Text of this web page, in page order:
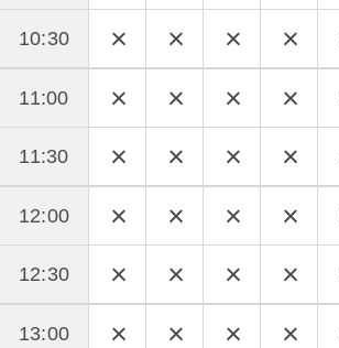
10:30
11:00
11:30
12:00
12:30
13:00